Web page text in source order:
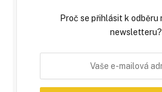
Proč se přihlásit k odběru
newsletteru?